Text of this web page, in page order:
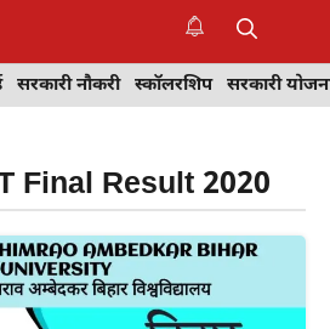
सरकारी नौकरी स्कॉलरशिप सरकारी
Final Result 2020